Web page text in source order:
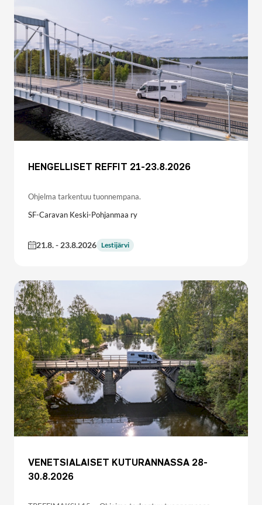
HENGELLISET REFFIT 21-23.8.2026
Ohjelma tarkentuu tuonnempana.
SF-Caravan Keski-Pohjanmaa ry
21.8.- 23.8.2026 Lestijärvi
VENETSIALAISET KUTURANNASSA 28-
30.8.2026